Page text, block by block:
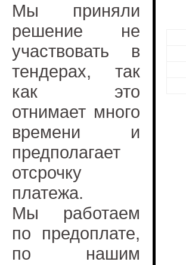
Мы приняли
решение не
участвовать в
тендерах, так
как это
отнимает много
времени и
предполагает
отсрочку
платежа.
Мы работаем
по предоплате,
по нашим